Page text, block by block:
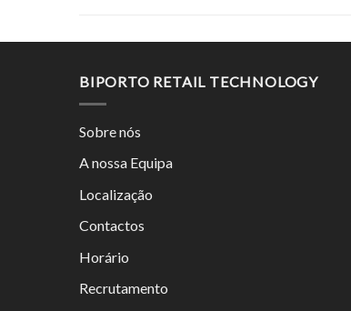
BIPORTO RETAIL TECHNOLOGY
Sobre nós
A nossa Equipa
Localização
Contactos
Horário
Recrutamento